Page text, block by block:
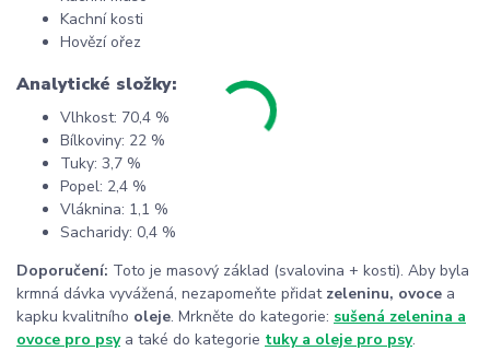
Kachní kosti
Hovězí ořez
Analytické složky:
Vlhkost: 70,4 %
Bílkoviny: 22 %
Tuky: 3,7 %
Popel: 2,4 %
Vláknina: 1,1 %
Sacharidy: 0,4 %
Doporučení: Toto je masový základ (svalovina + kosti). Aby byla
krmná dávka vyvážená, nezapomeňte přidat zeleninu, ovoce a
kapku kvalitního oleje. Mrkněte do kategorie: sušená zelenina a
ovoce pro psya také do kategorie tuky a oleje pro psy.